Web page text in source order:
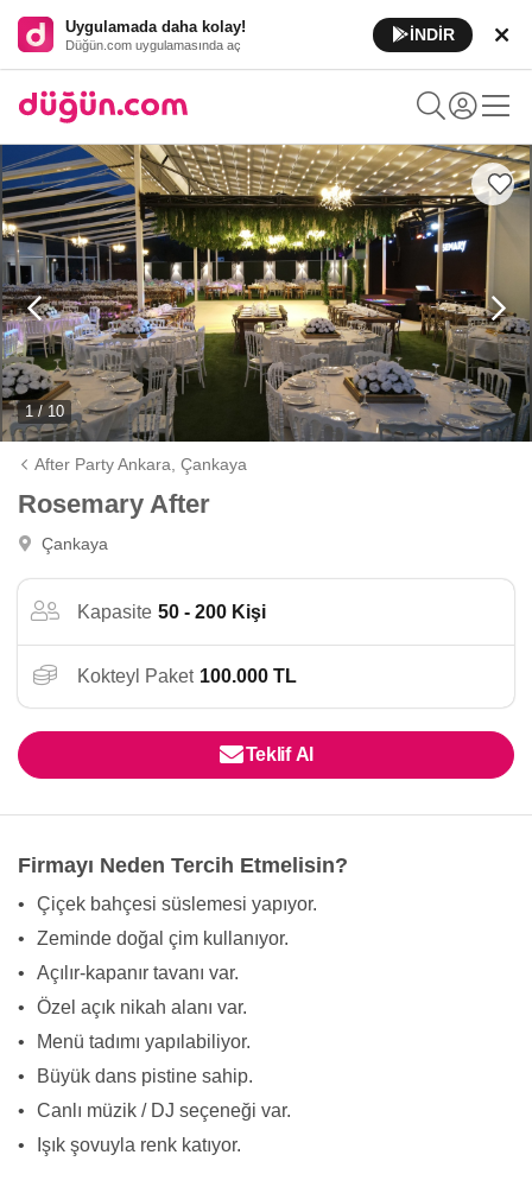
Uygulamada daha kolay!
Düğün.com uygulamasında aç
İNDİR
1 / 10
After Party Ankara,Çankaya
Rosemary After
Çankaya
Kapasite 50 - 200 Kişi
Kokteyl Paket 100.000 TL
Teklif Al
Firmayı Neden Tercih Etmelisin?
•
Çiçek bahçesi süslemesi yapıyor.
•
Zeminde doğal çim kullanıyor.
•
Açılır-kapanır tavanı var.
•
Özel açık nikah alanı var.
•
Menü tadımı yapılabiliyor.
•
Büyük dans pistine sahip.
•
Canlı müzik / DJ seçeneği var.
•
Işık şovuyla renk katıyor.